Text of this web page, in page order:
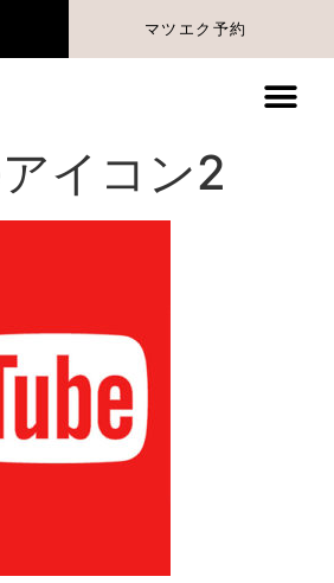
マツエク予約
イコン2